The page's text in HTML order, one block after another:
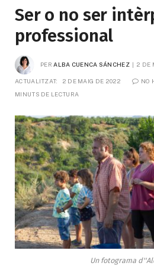
Ser o no ser
professional
PER ALBA CUENCA SÁNCHEZ 2 DE
ACTUALITZAT: 2 DE MAIG DE 2022 NO
MINUTS DE LECTURA
Un fotograma